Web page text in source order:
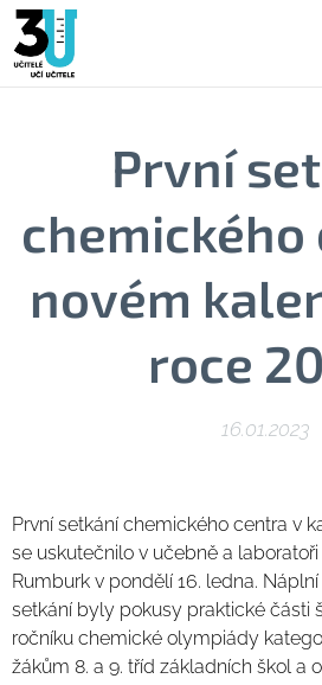
První
chemického
novém
roce
16.01.2023
První setkání chemického centra v
se uskutečnilo v učebně a
Rumburk v pondělí 16. ledna.
setkání byly pokusy praktické části
ročníku chemické olympiády
žákům 8. a 9. tříd základních škol a